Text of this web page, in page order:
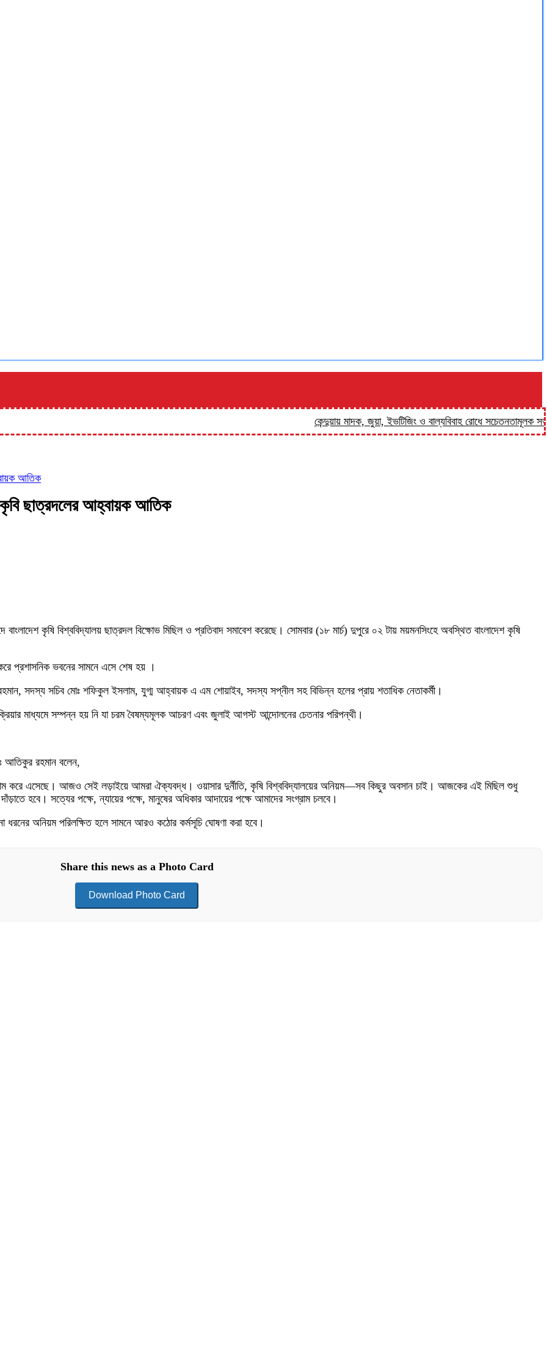
কেন্দুয়ায় মাদক, জুয়া, ইভটিজিং ও বাল্যবিবাহ রোধে সচেতনতামূলক সভা
আতিক
ছাত্রদলের আহ্বায়ক আতিক
বাংলাদেশ কৃষি বিশ্ববিদ্যালয় ছাত্রদল বিক্ষোভ মিছিল ও প্রতিবাদ সমাবেশ করেছে। সোমবার (১৮ মার্চ) দুপুরে ০২ টায় ময়মনসিংহে অবস্থিত বাংলাদেশ কৃষি
প্রশাসনিক ভবনের সামনে এসে শেষ হয় ।
সদস্য সচিব মোঃ শফিকুল ইসলাম, যুগ্ম আহ্বায়ক এ এম শোয়াইব, সদস্য সপ্নীল সহ বিভিন্ন হলের প্রায় শতাধিক নেতাকর্মী।
মাধ্যমে সম্পন্ন হয় নি যা চরম বৈষম্যমূলক আচরণ এবং জুলাই আগস্ট আন্দোলনের চেতনার পরিপন্থী।
আতিকুর রহমান বলেন,
করে এসেছে। আজও সেই লড়াইয়ে আমরা ঐক্যবদ্ধ। ওয়াসার দুর্নীতি, কৃষি বিশ্ববিদ্যালয়ের অনিয়ম—সব কিছুর অবসান চাই। আজকের এই মিছিল শুধু
হবে। সত্যের পক্ষে, ন্যায়ের পক্ষে, মানুষের অধিকার আদায়ের পক্ষে আমাদের সংগ্রাম চলবে।
ধরনের অনিয়ম পরিলক্ষিত হলে সামনে আরও কঠোর কর্মসূচি ঘোষণা করা হবে।
Share this news as a Photo Card
Download Photo Card